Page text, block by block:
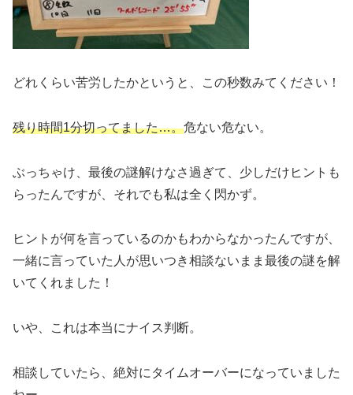
どれくらい苦労したかというと、この秒数みてください！
残り時間1分切ってました…。危ない危ない。
ぶっちゃけ、最後の謎解けなさ過ぎて、少しだけヒントも
らったんですが、それでも私は全く閃かず。
ヒントが何を言っているのかもわからなかったんですが、
一緒に言っていた人が思いつき相談ないまま最後の謎を解
いてくれました！
いや、これは本当にナイス判断。
相談していたら、絶対にタイムオーバーになっていました